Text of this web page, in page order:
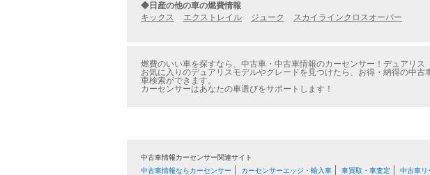
◆日産の他の車の燃費情報
キックス
エクストレイル ジューク スカイラインクロスオーバー
燃費のいい車を探すなら、中古車・中古車情報のカーセンサー！デュアリス
お気に入りのデュアリスモデルやグレードを見つけたら、お得・納得の中
車検索ができます。
カーセンサーはあなたの車選びをサポートします！
中古車情報カーセンサー関連サイト
中古車情報ならカーセンサー
カーセンサーエッジ・輸入車 車買取・車査定 中古車リ